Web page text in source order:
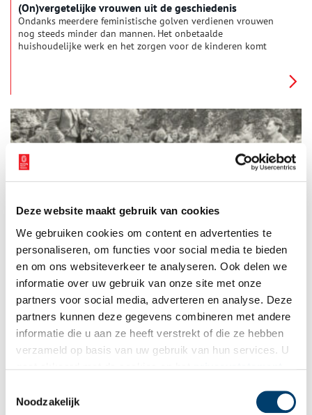
Deze website maakt gebruik van cookies
We gebruiken cookies om content en advertenties te
personaliseren, om functies voor social media te bieden
en om ons websiteverkeer te analyseren. Ook delen we
informatie over uw gebruik van onze site met onze
partners voor social media, adverteren en analyse. Deze
partners kunnen deze gegevens combineren met andere
informatie die u aan ze heeft verstrekt of die ze hebben
verzameld op basis van uw gebruik van hun services. U
Noodzakelijk
(On)vergetelijke vrouwen uit de geschiedenis
Ondanks meerdere feministische golven verdienen vrouwen
nog steeds minder dan mannen. Het onbetaalde
huishoudelijke werk en het zorgen voor de kinderen komt
stempel gedrukt op de maatschappij. Tijd om de balans op te
maken en een aantal van deze onvergetelijke vrouwen voor
het voetlicht te brengen.
In 1999 kozen de lezers van het Haarlems Dagblad de in 1971
overleden Godfried Bomans tot de belangrijkste Haarlemmer
van de eeuw. Weinig schrijvers hebben zóveel over Haarlem en
de Haarlemmers geschreven als de man die steevast met een
pijp en een warrige haardos werd afgebeeld.